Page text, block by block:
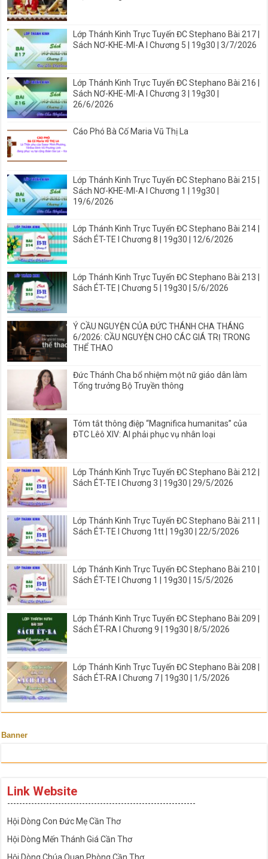
Lớp Thánh Kinh Trực Tuyến ĐC Stephano Bài 217 |
Sách NƠ-KHE-MI-A I Chương 5 | 19g30 | 3/7/2026
Lớp Thánh Kinh Trực Tuyến ĐC Stephano Bài 216 |
Sách NƠ-KHE-MI-A I Chương 3 | 19g30 |
26/6/2026
Cáo Phó Bà Cố Maria Vũ Thị La
Lớp Thánh Kinh Trực Tuyến ĐC Stephano Bài 215 |
Sách NƠ-KHE-MI-A I Chương 1 | 19g30 |
19/6/2026
Lớp Thánh Kinh Trực Tuyến ĐC Stephano Bài 214 |
Sách ÉT-TE I Chương 8 | 19g30 | 12/6/2026
Lớp Thánh Kinh Trực Tuyến ĐC Stephano Bài 213 |
Sách ÉT-TE | Chương 5 | 19g30 | 5/6/2026
Ý CẦU NGUYỆN CỦA ĐỨC THÁNH CHA THÁNG
6/2026: CẦU NGUYỆN CHO CÁC GIÁ TRỊ TRONG
THỂ THAO
Đức Thánh Cha bổ nhiệm một nữ giáo dân làm
Tổng trưởng Bộ Truyền thông
Tóm tắt thông điệp “Magnifica humanitas” của
ĐTC Lêô XIV: AI phải phục vụ nhân loại
Lớp Thánh Kinh Trực Tuyến ĐC Stephano Bài 212 |
Sách ÉT-TE I Chương 3 | 19g30 | 29/5/2026
Lớp Thánh Kinh Trực Tuyến ĐC Stephano Bài 211 |
Sách ÉT-TE I Chương 1tt | 19g30 | 22/5/2026
Lớp Thánh Kinh Trực Tuyến ĐC Stephano Bài 210 |
Sách ÉT-TE I Chương 1 | 19g30 | 15/5/2026
Lớp Thánh Kinh Trực Tuyến ĐC Stephano Bài 209 |
Sách ÉT-RA I Chương 9 | 19g30 | 8/5/2026
Lớp Thánh Kinh Trực Tuyến ĐC Stephano Bài 208 |
Sách ÉT-RA I Chương 7 | 19g30 | 1/5/2026
Banner
Link Website
---------------------------------------------------------------
Hội Dòng Con Đức Mẹ Cần Thơ
Hội Dòng Mến Thánh Giá Cần Thơ